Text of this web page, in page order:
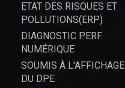
ETAT DES RISQUES ET
POLLUTIONS(ERP)
DIAGNOSTIC PERF.
NUMÉRIQUE
SOUMIS À L'AFFICHAGE
DU DPE